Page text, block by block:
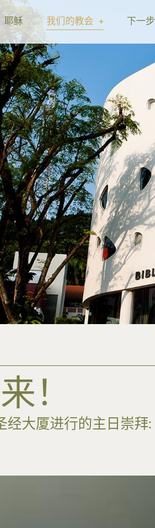
耶稣 我们的教会 下一步
！
经大厦进行的主日崇拜: